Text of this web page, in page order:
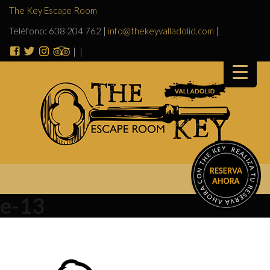
The Key Escape Room
Teléfono: 638 204 762 | info@thekeyvalladolid.com |
| |